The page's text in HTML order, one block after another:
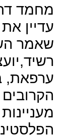
מחמד
עדיין
שאמר
ערפאת,